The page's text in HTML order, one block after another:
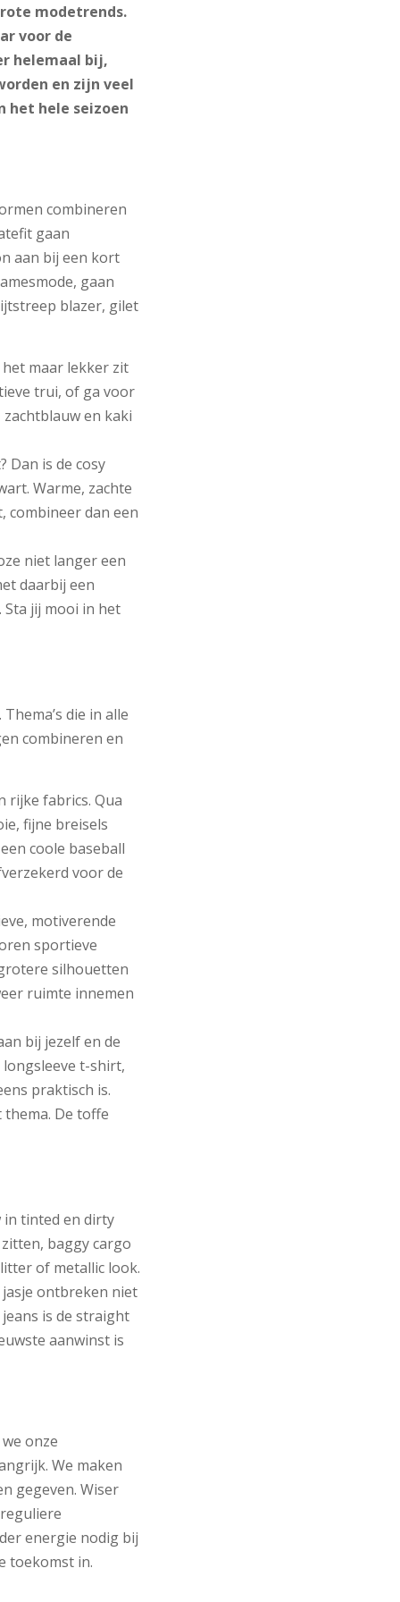
modetrends.
voor de
helemaal bij,
en zijn veel
het hele seizoen
combineren
gaan
aan bij een kort
gaan
blazer, gilet
maar lekker zit
trui, of ga voor
en kaki
Dan is de cosy
Warme, zachte
combineer dan een
niet langer een
daarbij een
Sta jij mooi in het
die in alle
combineren en
rijke fabrics. Qua
fijne breisels
coole baseball
voor de
motiverende
sportieve
silhouetten
ruimte innemen
bij jezelf en de
longsleeve t-shirt,
praktisch is.
De toffe
in tinted en dirty
baggy cargo
of metallic look.
ontbreken niet
is de straight
aanwinst is
onze
We maken
gegeven. Wiser
energie nodig bij
toekomst in.